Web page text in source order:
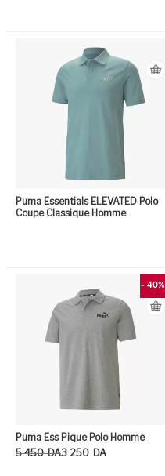
Puma Essentials ELEVATED Polo
Coupe Classique Homme
- 40%
Puma Ess Pique Polo Homme
5 450 DA
Le prix initial était : 5 450DA.
3 250 DA
Le prix actuel est : 3 250DA.